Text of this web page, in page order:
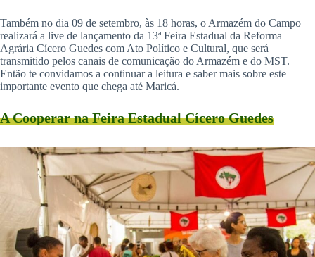
Também no dia 09 de setembro, às 18 horas, o Armazém do Campo
realizará a live de lançamento da 13ª Feira Estadual da Reforma
Agrária Cícero Guedes com Ato Político e Cultural, que será
transmitido pelos canais de comunicação do Armazém e do MST.
Então te convidamos a continuar a leitura e saber mais sobre este
importante evento que chega até Maricá.
A Cooperar na Feira Estadual Cícero Guedes